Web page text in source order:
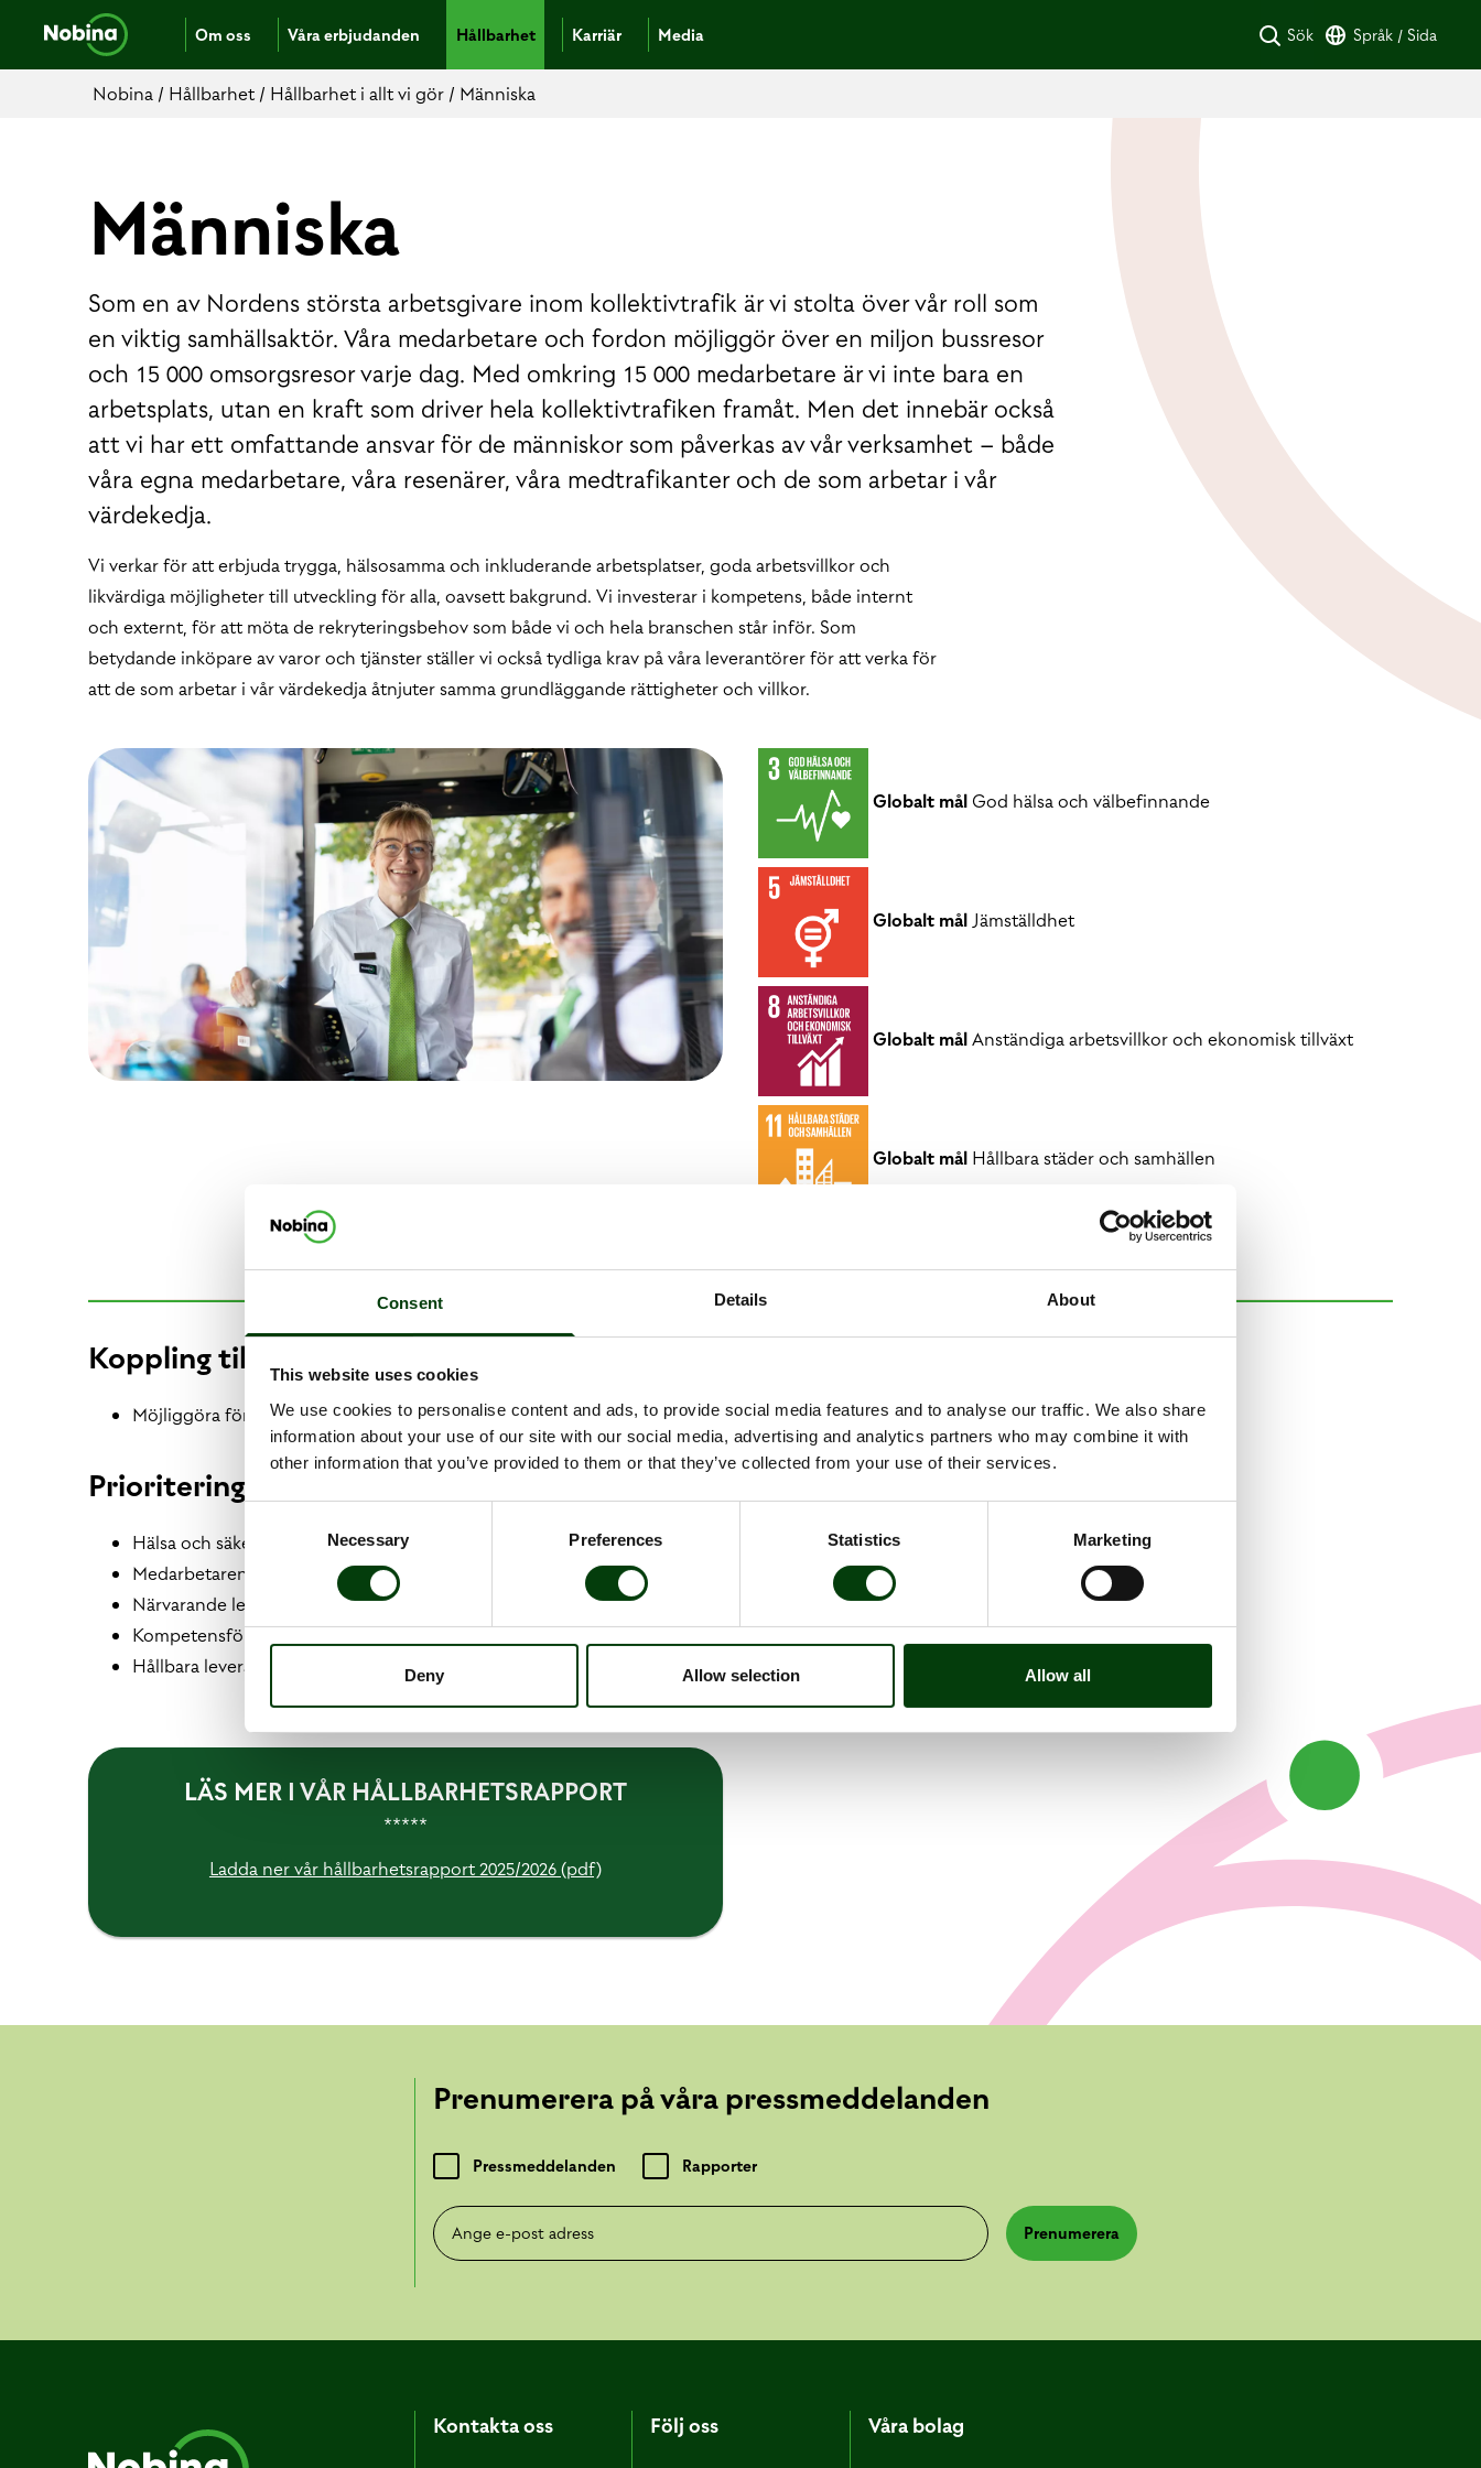
Consent Details About
This website uses cookies
We use cookies to personalise content and ads, to provide social media features and to analyse our traffic. We also share
information about your use of our site with our social media, advertising and analytics partners who may combine it with
other information that you’ve provided to them or that they’ve collected from your use of their services.
Selection
Necessary Preferences Statistics Marketing
Deny Allow selection Allow all
Om oss Våra erbjudanden Hållbarhet Karriär Media Sök Språk / Sida
Nobina / Hållbarhet / Hållbarhet i allt vi gör / Människa
Människa
Som en av Nordens största arbetsgivare inom kollektivtrafik är vi stolta över vår roll som
en viktig samhällsaktör. Våra medarbetare och fordon möjliggör över en miljon bussresor
och 15 000 omsorgsresor varje dag. Med omkring 15 000 medarbetare är vi inte bara en
arbetsplats, utan en kraft som driver hela kollektivtrafiken framåt. Men det innebär också
att vi har ett omfattande ansvar för de människor som påverkas av vår verksamhet – både
våra egna medarbetare, våra resenärer, våra medtrafikanter och de som arbetar i vår
värdekedja.
Vi verkar för att erbjuda trygga, hälsosamma och inkluderande arbetsplatser, goda arbetsvillkor och
likvärdiga möjligheter till utveckling för alla, oavsett bakgrund. Vi investerar i kompetens, både internt
och externt, för att möta de rekryteringsbehov som både vi och hela branschen står inför. Som
betydande inköpare av varor och tjänster ställer vi också tydliga krav på våra leverantörer för att verka för
att de som arbetar i vår värdekedja åtnjuter samma grundläggande rättigheter och villkor.
Globalt målGod hälsa och välbefinnande
Globalt målJämställdhet
Globalt målAnständiga arbetsvillkor och ekonomisk tillväxt
Globalt målHållbara städer och samhällen
Koppling till strategiskt mål
Möjliggöra för våra medarbetare att leverera på Nobinas resenärslöfte med stolthet.
Prioriteringar
Hälsa och säkerhet
Medarbetarengagemang
Närvarande ledarskap
Kompetensförsörjning
Hållbara leverantörsled
Mätetal
Antal dödsolyckor i trafiken
Arbetsplatsskador
eNPS
Andel kvinnliga ledare
LÄS MER I VÅR HÅLLBARHETSRAPPORT
*****
Ladda ner vår hållbarhetsrapport 2025/2026 (pdf)
Prenumerera på våra pressmeddelanden
Pressmeddelanden Rapporter
Ange e-post adress
Prenumerera
Kontakta oss Följ oss Våra bolag